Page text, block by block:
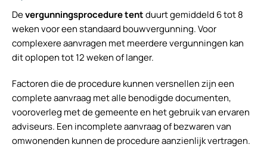
Devergunningsprocedure tentduurt gemiddeld 6 tot 8
weken voor een standaard bouwvergunning. Voor
complexere aanvragen met meerdere vergunningen kan
dit oplopen tot 12 weken of langer.
Factoren die de procedure kunnen versnellen zijn een
complete aanvraag met alle benodigde documenten,
vooroverleg met de gemeente en het gebruik van ervaren
adviseurs. Een incomplete aanvraag of bezwaren van
omwonenden kunnen de procedure aanzienlijk vertragen.